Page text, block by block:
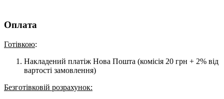
Оплата
Готівкою:
Накладений платіж Нова Пошта (комісія 20 грн + 2% від
вартості замовлення)
Безготівковій розрахунок: